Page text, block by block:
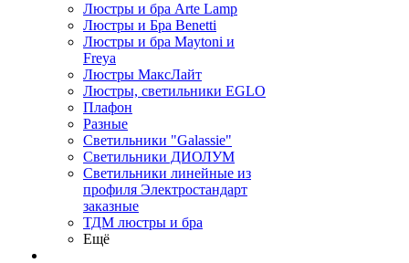
Люстры и бра Arte Lamp
Люстры и Бра Benetti
Люстры и бра Maytoni и
Freya
Люстры МаксЛайт
Люстры, светильники EGLO
Плафон
Разные
Светильники "Galassie"
Светильники ДИОЛУМ
Светильники линейные из
профиля Электростандарт
заказные
ТДМ люстры и бра
Ещё